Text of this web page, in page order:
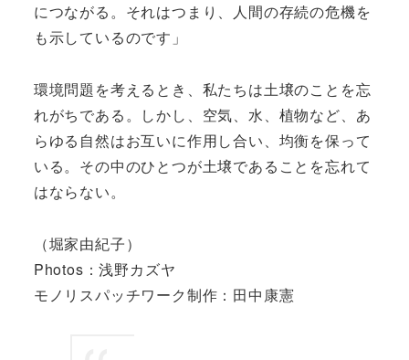
につながる。それはつまり、人間の存続の危機を
も示しているのです」
環境問題を考えるとき、私たちは土壌のことを忘
れがちである。しかし、空気、水、植物など、あ
らゆる自然はお互いに作用し合い、均衡を保って
いる。その中のひとつが土壌であることを忘れて
はならない。
（堀家由紀子）
Photos：浅野カズヤ
モノリスパッチワーク制作：田中康憲